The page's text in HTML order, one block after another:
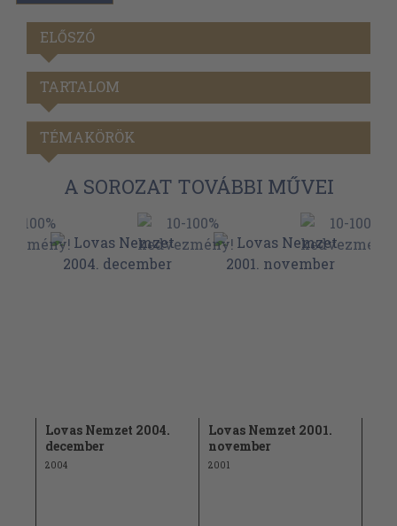
ELŐSZÓ
TARTALOM
TÉMAKÖRÖK
A SOROZAT TOVÁBBI MŰVEI
Lovas Nemzet 2004.
december
2004
Lovas Nemzet 2001.
november
2001